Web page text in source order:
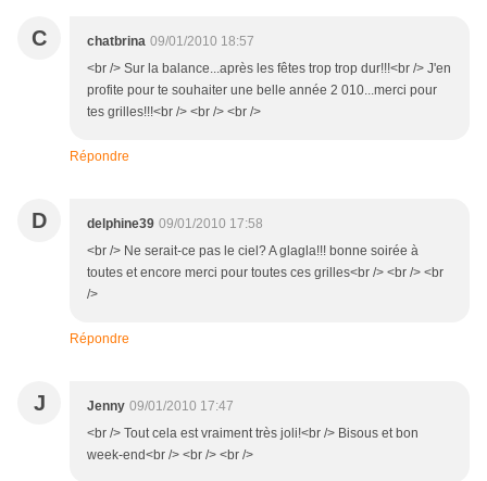
C chatbrina 09/01/2010 18:57
<br /> Sur la balance...après les fêtes trop trop dur!!!<br /> J'en
profite pour te souhaiter une belle année 2 010...merci pour
tes grilles!!!<br /> <br /> <br />
Répondre
D delphine39 09/01/2010 17:58
<br /> Ne serait-ce pas le ciel? A glagla!!! bonne soirée à
toutes et encore merci pour toutes ces grilles<br /> <br /> <br
/>
Répondre
J Jenny 09/01/2010 17:47
<br /> Tout cela est vraiment très joli!<br /> Bisous et bon
week-end<br /> <br /> <br />